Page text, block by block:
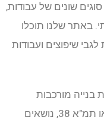
שונים של עבודות,
באתר שלנו תוכלו
שיפוצים ועבודות
בנייה מורכבות
ומשמעותיות יותר כמו שיפוץ מקלטים או תמ"א 38, נושאים